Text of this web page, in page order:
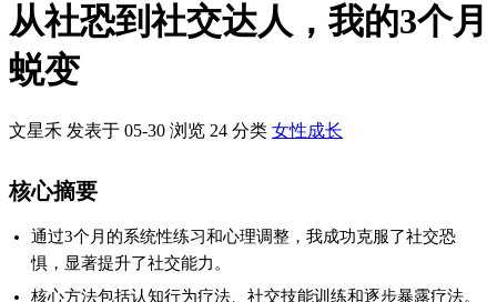
从社恐到社交达人，我的3个月
蜕变
文星禾 发表于 05-30 浏览 24 分类 女性成长
核心摘要
通过3个月的系统性练习和心理调整，我成功克服了社交恐
惧，显著提升了社交能力。
核心方法包括认知行为疗法、社交技能训练和逐步暴露疗法。